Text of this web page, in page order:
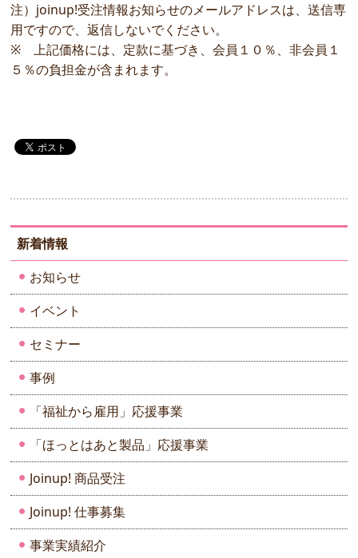
注）joinup!受注情報お知らせのメールアドレスは、送信専
用ですので、返信しないでください。
※ 上記価格には、定款に基づき、会員１０％、非会員１
５％の負担金が含まれます。
新着情報
お知らせ
イベント
セミナー
事例
「福祉から雇用」応援事業
「ほっとはあと製品」応援事業
Joinup! 商品受注
Joinup! 仕事募集
事業実績紹介